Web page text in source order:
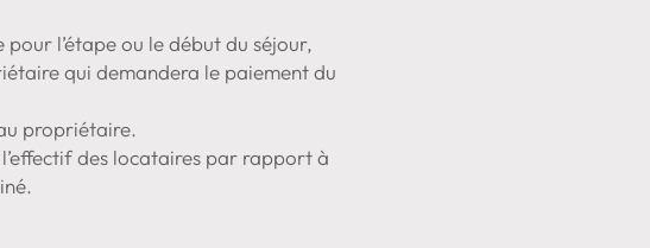
l’étape ou le début du séjour,
qui demandera le paiement du
propriétaire.
des locataires par rapport à